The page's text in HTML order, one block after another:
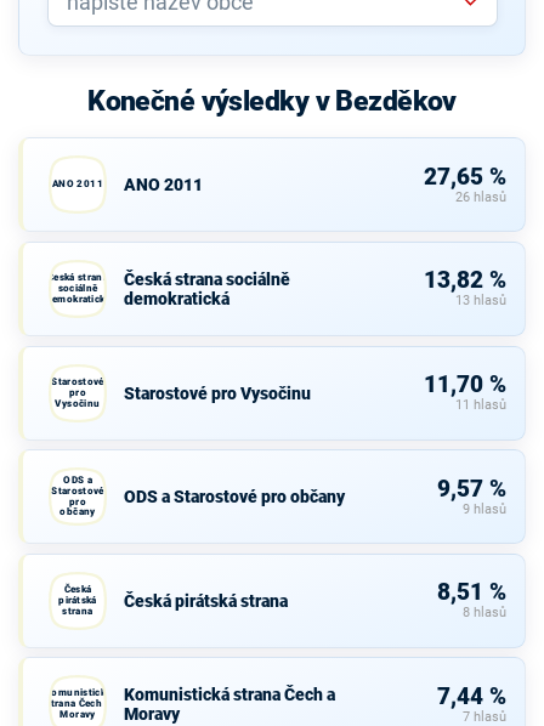
Konečné výsledky v Bezděkov
ANO 2011 ANO 2011 27,65 %
26 hlasů
Česká strana
sociálně
demokratická
Česká strana sociálně
demokratická
13,82 %
13 hlasů
Starostové
pro
Vysočinu
Starostové pro Vysočinu 11,70 %
11 hlasů
ODS a
Starostové
pro
občany
ODS a Starostové pro občany 9,57 %
9 hlasů
Česká
pirátská
strana
Česká pirátská strana 8,51 %
8 hlasů
Komunistická
strana Čech a
Moravy
Komunistická strana Čech a
Moravy
7,44 %
7 hlasů